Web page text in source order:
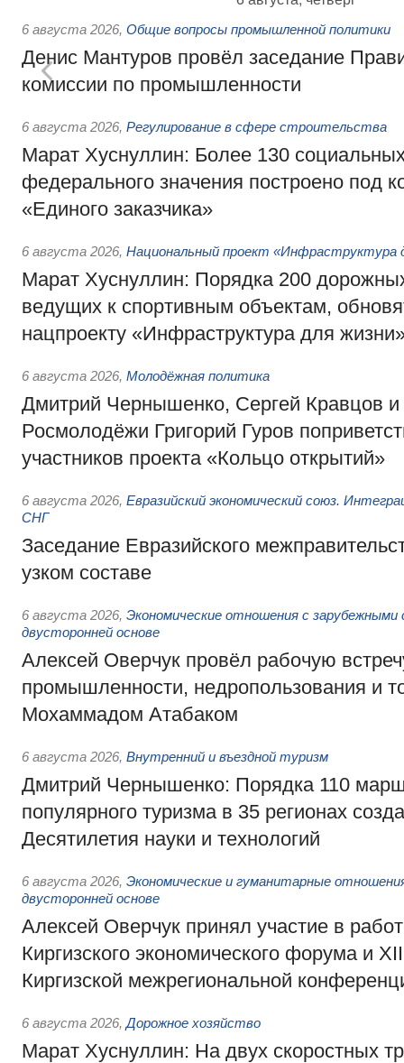
6 августа 2026, Общие вопросы промышленной политики
Денис Мантуров провёл заседание
комиссии по промышленности
6 августа 2026, Регулирование в сфере строительства
Марат Хуснуллин: Более 130
федерального значения построено под
«Единого заказчика»
6 августа 2026, Национальный проект «Инфраструктура
Марат Хуснуллин: Порядка 200
ведущих к спортивным объектам,
нацпроекту «Инфраструктура для
6 августа 2026, Молодёжная политика
Дмитрий Чернышенко, Сергей Кравцов и
Росмолодёжи Григорий Гуров
участников проекта «Кольцо открытий»
6 августа 2026, Евразийский экономический союз.
СНГ
Заседание Евразийского
узком составе
6 августа 2026, Экономические отношения с
двусторонней основе
Алексей Оверчук провёл рабочую
промышленности, недропользования и
Мохаммадом Атабаком
6 августа 2026, Внутренний и въездной туризм
Дмитрий Чернышенко: Порядка 110
популярного туризма в 35 регионах
Десятилетия науки и технологий
6 августа 2026, Экономические и гуманитарные
двусторонней основе
Алексей Оверчук принял участие в
Киргизского экономического форума и
Киргизской межрегиональной
6 августа 2026, Дорожное хозяйство
Марат Хуснуллин: На двух скоростных